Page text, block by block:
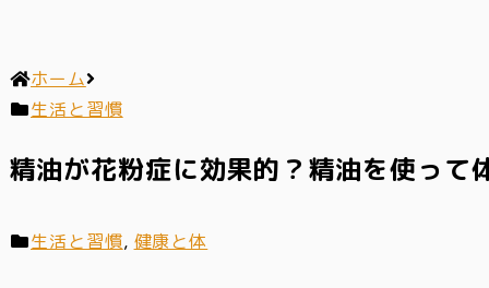
ホーム
生活と習慣
精油が花粉症に効果的？精油を使って
生活と習慣, 健康と体